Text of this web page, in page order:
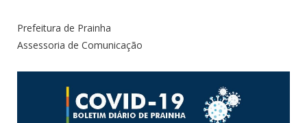
Prefeitura de Prainha
Assessoria de Comunicação